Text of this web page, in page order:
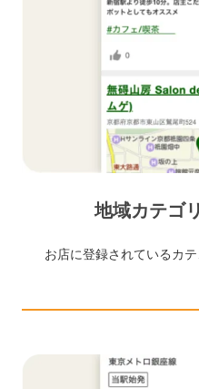
地域カテゴ
お店に登録されているカ